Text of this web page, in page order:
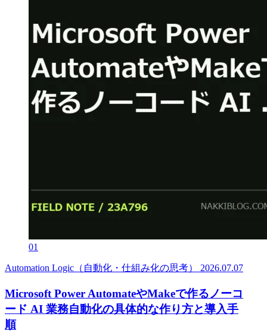
01
Automation Logic（自動化・仕組み化の思考） 2026.07.07
Microsoft Power AutomateやMakeで作るノーコ
ード AI 業務自動化の具体的な作り方と導入手
順